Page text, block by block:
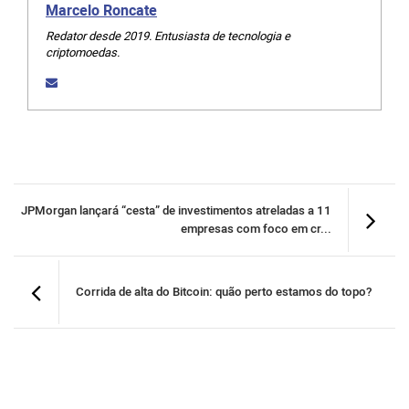
Marcelo Roncate
Redator desde 2019. Entusiasta de tecnologia e
criptomoedas.
JPMorgan lançará “cesta” de investimentos atreladas a 11
empresas com foco em cr...
Corrida de alta do Bitcoin: quão perto estamos do topo?